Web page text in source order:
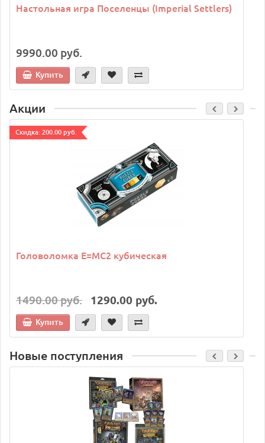
Настольная игра Поселенцы (Imperial Settlers)
9990.00 руб.
Купить
Акции
Cкидка: 200.00 руб.
Головоломка E=MC2 кубическая
1490.00 руб. 1290.00 руб.
Купить
Новые поступления